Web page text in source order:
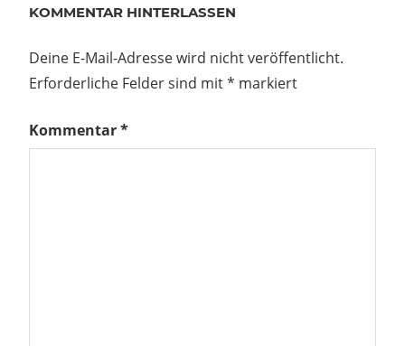
KOMMENTAR HINTERLASSEN
Deine E-Mail-Adresse wird nicht veröffentlicht.
Erforderliche Felder sind mit* markiert
Kommentar*